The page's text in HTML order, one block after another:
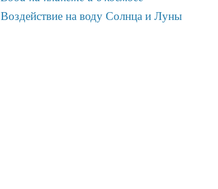
Воздействие на воду Солнца и Луны